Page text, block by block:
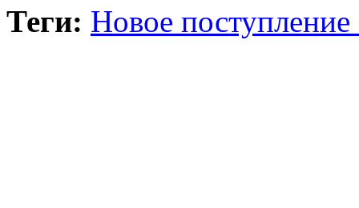
Теги: Новое поступление